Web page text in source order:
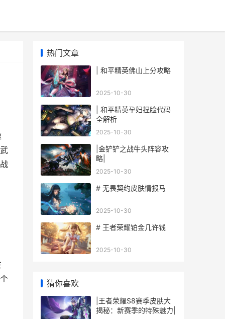
热门文章
| 和平精英佛山上分攻略
2025-10-30
| 和平精英孕妇捏脸代码
全解析
2025-10-30
|金铲铲之战牛头阵容攻
略|
2025-10-30
# 无畏契约皮肤情报马
2025-10-30
# 王者荣耀铂金几许钱
2025-10-30
猜你喜欢
|王者荣耀S8赛季皮肤大
揭秘：新赛季的特殊魅力|